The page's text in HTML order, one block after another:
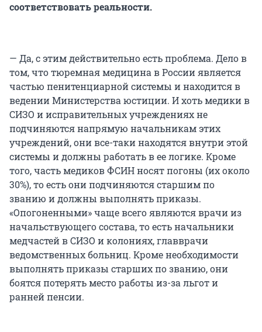
соответствовать реальности.
— Да, с этим действительно есть проблема. Дело в
том, что тюремная медицина в России является
частью пенитенциарной системы и находится в
ведении Министерства юстиции. И хоть медики в
СИЗО и исправительных учреждениях не
подчиняются напрямую начальникам этих
учреждений, они все-таки находятся внутри этой
системы и должны работать в ее логике. Кроме
того, часть медиков ФСИН носят погоны (их около
30%), то есть они подчиняются старшим по
званию и должны выполнять приказы.
«Опогоненными» чаще всего являются врачи из
начальствующего состава, то есть начальники
медчастей в СИЗО и колониях, главврачи
ведомственных больниц. Кроме необходимости
выполнять приказы старших по званию, они
боятся потерять место работы из-за льгот и
ранней пенсии.